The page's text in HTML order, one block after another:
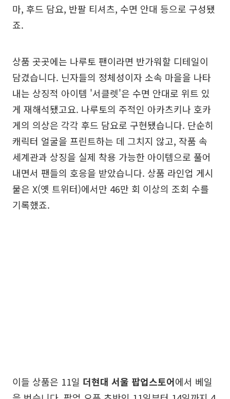
마, 후드 담요, 반팔 티셔츠, 수면 안대 등으로 구성됐
죠.
상품 곳곳에는 나루토 팬이라면 반가워할 디테일이
담겼습니다. 닌자들의 정체성이자 소속 마을을 나타
내는 상징적 아이템 '서클렛'은 수면 안대로 위트 있
게 재해석됐고요. 나루토의 주적인 아카츠키나 호카
게의 의상은 각각 후드 담요로 구현됐습니다. 단순히
캐릭터 얼굴을 프린트하는 데 그치지 않고, 작품 속
세계관과 상징을 실제 착용 가능한 아이템으로 풀어
내면서 팬들의 호응을 받았습니다. 상품 라인업 게시
물은 X(옛 트위터)에서만 46만 회 이상의 조회 수를
기록했죠.
이들 상품은 11일 더현대 서울 팝업스토어에서 베일